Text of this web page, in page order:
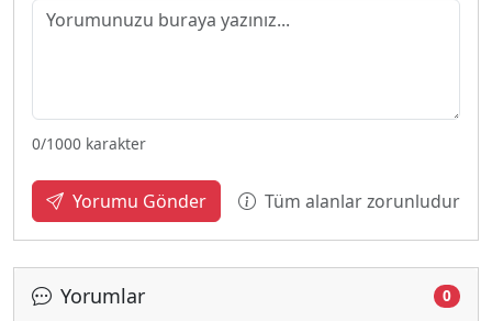
0/1000 karakter
Yorumu Gönder Tüm alanlar zorunludur
Yorumlar 0